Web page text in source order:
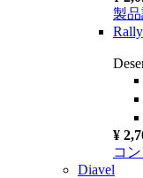
製
Rally
¥
コ
Diavel